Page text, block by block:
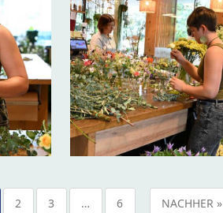
2 3 … 6 NACHHER »